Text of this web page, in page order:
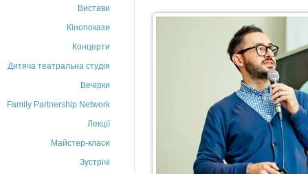
Вистави
Кінопокази
Концерти
Дитяча театральна студія
Вечірки
Family Partnership Network
Лекції
Майстер-класи
Зустрічі